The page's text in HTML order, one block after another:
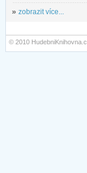
» zobrazit více...
© 2010